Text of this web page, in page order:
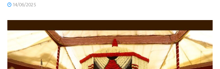
14/06/2025